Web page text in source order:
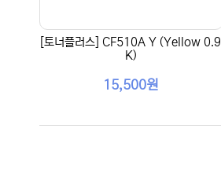
[토너플러스] CF510A Y (Yellow 0.9
K)
15,500원